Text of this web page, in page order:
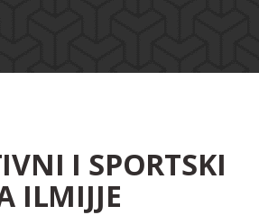
I SPORTSKI
ILMIJJE